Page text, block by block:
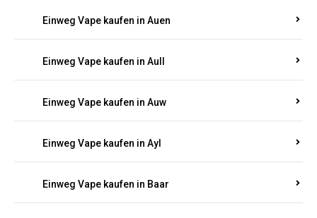
Einweg Vape kaufen in Auen
Einweg Vape kaufen in Aull
Einweg Vape kaufen in Auw
Einweg Vape kaufen in Ayl
Einweg Vape kaufen in Baar